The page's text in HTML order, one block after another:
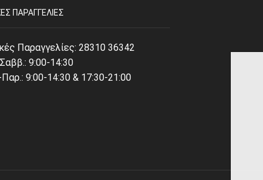
ΠΑΡΑΓΓΕΛΊΕΣ
Παραγγελίες: 28310 36342
9:00-14:30
9:00-14:30 & 17:30-21:00